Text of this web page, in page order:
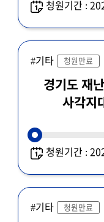
청원기간 :
#기타 청원만료
경기도 재
사각지
청원기간 :
#기타 청원만료